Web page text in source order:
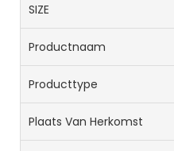
SIZE
Productnaam
Producttype
Plaats Van Herkomst